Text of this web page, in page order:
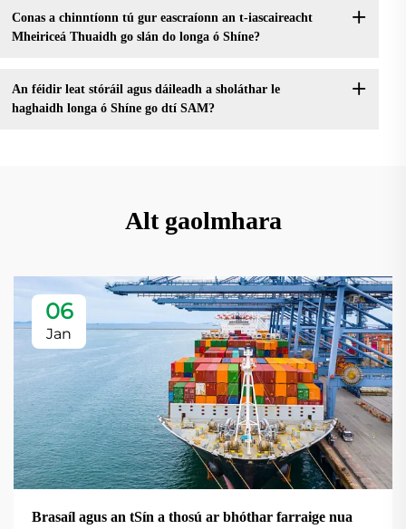
Conas a chinntíonn tú gur eascraíonn an t-iascaireacht
Mheiriceá Thuaidh go slán do longa ó Shíne?
An féidir leat stóráil agus dáileadh a sholáthar le
haghaidh longa ó Shíne go dtí SAM?
Alt gaolmhara
06
Jan
Brasaíl agus an tSín a thosú ar bhóthar farraige nua